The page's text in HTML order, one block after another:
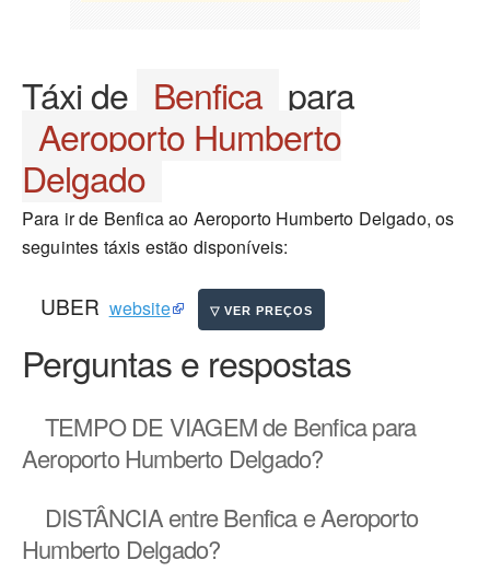
Táxi de Benfica para
Aeroporto Humberto
Delgado
Para ir de Benfica ao Aeroporto Humberto Delgado, os
seguintes táxis estão disponíveis:
UBER website
Perguntas e respostas
TEMPO DE VIAGEMde Benfica para
Aeroporto Humberto Delgado?
DISTÂNCIAentre Benfica e Aeroporto
Humberto Delgado?